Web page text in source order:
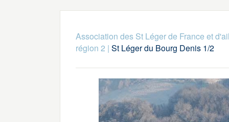
Association des St Léger de France et
région 2 | St Léger du Bourg Denis 1/2